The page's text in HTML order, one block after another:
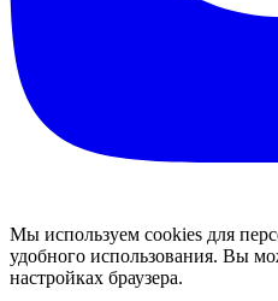
Мы используем cookies для
удобного использования. Вы
настройках браузера.